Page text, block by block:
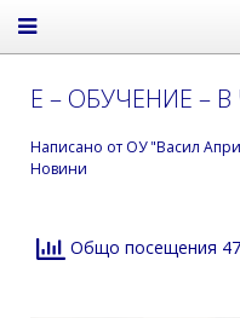
Е – ОБУЧЕНИЕ –
Написано от ОУ "Васил
Новини
Общо посещения 47